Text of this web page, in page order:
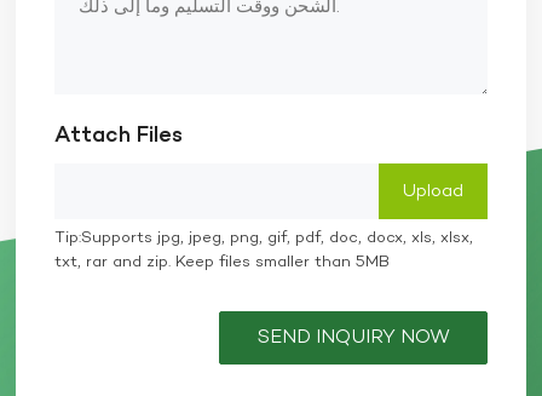
Attach Files
Tip:Supports jpg, jpeg, png, gif, pdf, doc, docx, xls, xlsx,
txt, rar and zip. Keep files smaller than 5MB
SEND INQUIRY NOW